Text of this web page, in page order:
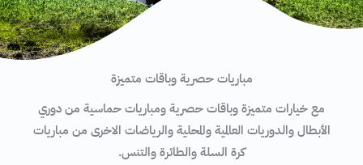
مباريات حصرية وباقات متميزة
مع خيارات متميزة وباقات حصرية ومباريات حماسية من دوري
الأبطال والدوريات العالمية والمحلية والرياضات الاخرى من مباريات
كرة السلة والطائرة والتنس.